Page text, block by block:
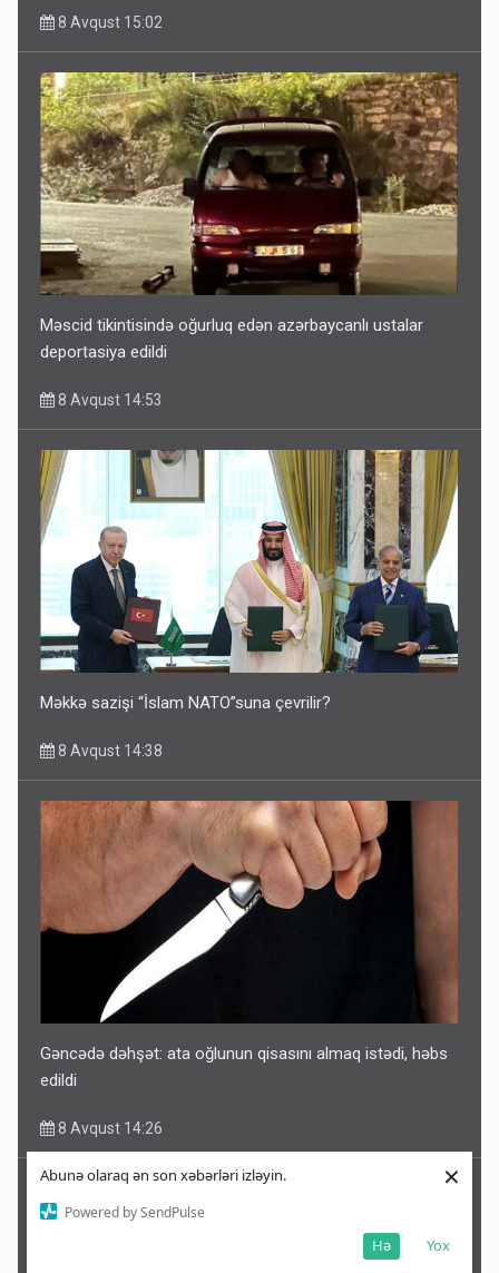
Abunə olaraq ən son xəbərləri izləyin.
Powered by SendPulse
Yox
Hə
×
8 Avqust 15:02
Məscid tikintisində oğurluq edən azərbaycanlı ustalar
deportasiya edildi
8 Avqust 14:53
Məkkə sazişi “İslam NATO”suna çevrilir?
8 Avqust 14:38
Gəncədə dəhşət: ata oğlunun qisasını almaq istədi, həbs
edildi
8 Avqust 14:26